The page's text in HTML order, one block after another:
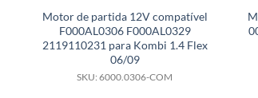
Motor de partida 12V compatível
F000AL0306 F000AL0329
2119110231 para Kombi 1.4 Flex
06/09
SKU: 6000.0306-COM